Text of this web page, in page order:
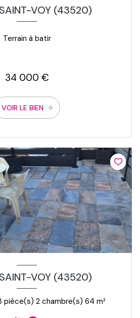
VOY (43520)
Terrain à batir
34 000 €
VOIR LE BIEN
VOY (43520)
Appartement 3 pièce(s) 2 chambre(s) 64 m²